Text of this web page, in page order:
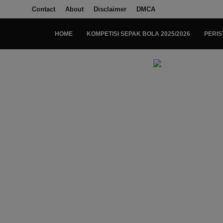
Contact About Disclaimer DMCA
HOME KOMPETISI SEPAK BOLA 2025/2026